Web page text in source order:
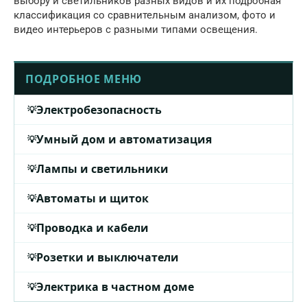
классификация со сравнительным анализом, фото и
видео интерьеров с разными типами освещения.
ПОДРОБНОЕ МЕНЮ
Электробезопасность
Умный дом и автоматизация
Лампы и светильники
Автоматы и щиток
Проводка и кабели
Розетки и выключатели
Электрика в частном доме